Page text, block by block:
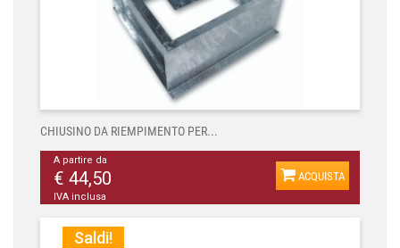
CHIUSINO DA RIEMPIMENTO PER...
A partire da
€ 44,50
IVA inclusa
ACQUISTA
Saldi!